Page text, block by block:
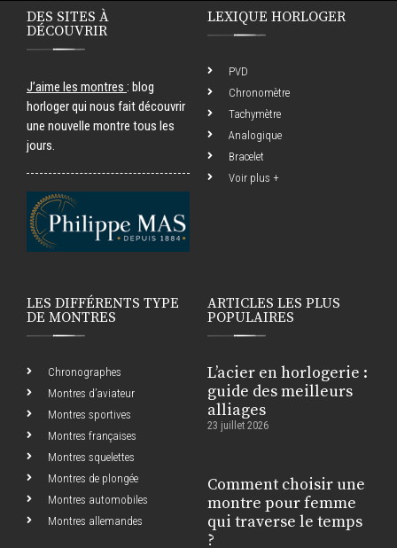
DES SITES À
DÉCOUVRIR
J’aime les montres : blog
horloger qui nous fait découvrir
une nouvelle montre tous les
jours.
LEXIQUE HORLOGER
PVD
Chronomètre
Tachymètre
Analogique
Bracelet
Voir plus +
LES DIFFÉRENTS TYPE
DE MONTRES
Chronographes
Montres d’aviateur
Montres sportives
Montres françaises
Montres squelettes
Montres de plongée
Montres automobiles
Montres allemandes
ARTICLES LES PLUS
POPULAIRES
L’acier en horlogerie :
guide des meilleurs
alliages
23 juillet 2026
Comment choisir une
montre pour femme
qui traverse le temps
?